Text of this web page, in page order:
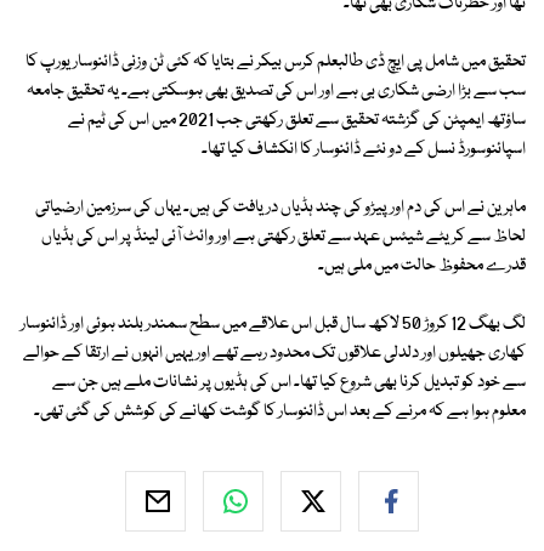
تحقیق میں شامل پی ایچ ڈی طالبعلم کرس بیکر نے بتایا کہ کئی ٹن وزنی ڈائنوسار یورپ کا
سب سے بڑا ارضی شکاری بی ہے اور اس کی تصدیق بھی ہوسکتی ہے۔ یہ تحقیق جامعہ
ساؤتھ ایمپٹن کی گزشتہ تحقیق سے تعلق رکھتی جب 2021 میں اس کی ٹیم نے
اسپائنوسورڈ نسل کے دو نئے ڈائنوسار کا انکشاف کیا تھا۔
ماہرین نے اس کی دم اور پیڑو کی چند ہڈیاں دریافت کی ہیں۔ یہاں کی سرزمین ارضیاتی
لحاظ سے کریٹے شیئس عہد سے تعلق رکھتی ہے اور وائٹ آئی لینڈ پر اس کی ہڈیاں
قدرے محفوظ حالت میں ملی ہیں۔
لگ بھگ 12 کروڑ 50 لاکھ سال قبل اس علاقے میں سطح سمندر بلند ہوئی اور ڈائنوسار
کھاری جھیلوں اور دلدلی علاقوں تک محدود رہے تھے اور یہیں انہوں نے ارتقا کے حوالے
سے خود کو تبدیل کرنا بھی شروع کیا تھا۔ اس کی ہڈیوں پر نشانات ملے ہیں جن سے
معلوم ہوا ہے کہ مرنے کے بعد اس ڈائنوسار کا گوشت کھانے کی کوشش کی گئی تھی۔